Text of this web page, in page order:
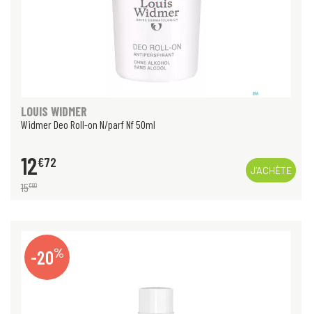
LOUIS WIDMER
Widmer Deo Roll-on N/parf Nf 50ml
12€72
15€90
J’ACHÈTE
-20%